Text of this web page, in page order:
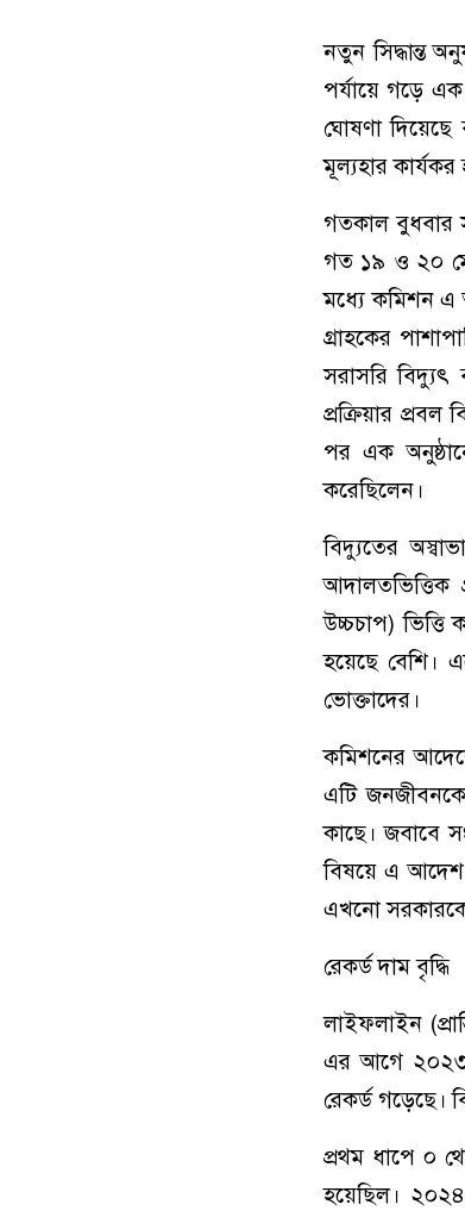
নতুন সিদ্ধান্ত
পর্যায়ে গড়ে
ঘোষণা
মূল্যহার
গতকাল বুধবার
গত ১৯ ও ২০ মে
মধ্যে কমিশন এ
গ্রাহকের
সরাসরি বিদ্যুৎ
প্রক্রিয়ার
পর এক
করেছিলেন।
বিদ্যুতের
উচ্চচাপ)
হয়েছে বেশি।
ভোক্তাদের।
কমিশনের
এটি
কাছে। জবাবে
বিষয়ে এ আদেশ
এখনো সরকারকে
রেকর্ড দাম বৃদ্ধি
লাইফলাইন
এর আগে ২০২৩
রেকর্ড গড়েছে।
প্রথম ধাপে ০
হয়েছিল।